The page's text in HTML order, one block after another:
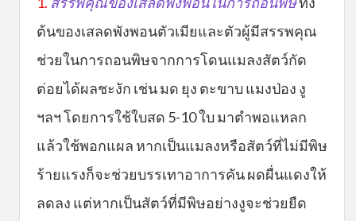
ต้นของเสลดพังพอนตัวเมียและตัวผู้มีสรรพคุณ
ช่วยในการถอนพิษจากการโดนแมลงสัตว์กัด
ต่อยได้ผลชะงัก เช่น มด ยุง ตะขาบ แมงป่อง งู
ฯลฯ โดยการใช้ใบสด 5-10 ใบ มาตำพอแหลก
แล้วใช้พอกแผล หากเป็นแมลงหรือสัตว์ที่ไม่มีพิษ
ร้ายแรงก็จะช่วยบรรเทาอาการคัน ผดผื่นแดงให้
ลดลง แต่หากเป็นสัตว์ที่มีพิษอย่างงูจะช่วยยืด